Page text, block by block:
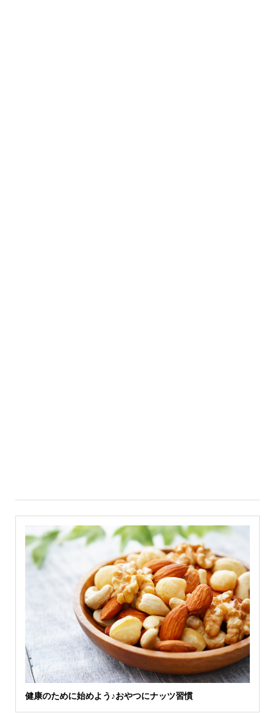
健康のために始めよう♪おやつにナッツ習慣